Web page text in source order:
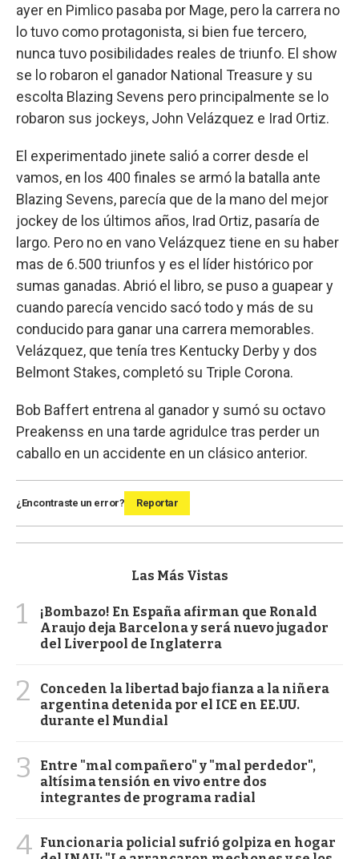
ayer en Pimlico pasaba por Mage, pero la carrera no
lo tuvo como protagonista, si bien fue tercero,
nunca tuvo posibilidades reales de triunfo. El show
se lo robaron el ganador National Treasure y su
escolta Blazing Sevens pero principalmente se lo
robaron sus jockeys, John Velázquez e Irad Ortiz.
El experimentado jinete salió a correr desde el
vamos, en los 400 finales se armó la batalla ante
Blazing Sevens, parecía que de la mano del mejor
jockey de los últimos años, Irad Ortiz, pasaría de
largo. Pero no en vano Velázquez tiene en su haber
mas de 6.500 triunfos y es el líder histórico por
sumas ganadas. Abrió el libro, se puso a guapear y
cuando parecía vencido sacó todo y más de su
conducido para ganar una carrera memorables.
Velázquez, que tenía tres Kentucky Derby y dos
Belmont Stakes, completó su Triple Corona.
Bob Baffert entrena al ganador y sumó su octavo
Preakenss en una tarde agridulce tras perder un
caballo en un accidente en un clásico anterior.
¿Encontraste un error? Reportar
Las Más Vistas
1
¡Bombazo! En España afirman que Ronald
Araujo deja Barcelona y será nuevo jugador
del Liverpool de Inglaterra
2
Conceden la libertad bajo fianza a la niñera
argentina detenida por el ICE en EE.UU.
durante el Mundial
3
Entre "mal compañero" y "mal perdedor",
altísima tensión en vivo entre dos
integrantes de programa radial
4 Funcionaria policial sufrió golpiza en hogar